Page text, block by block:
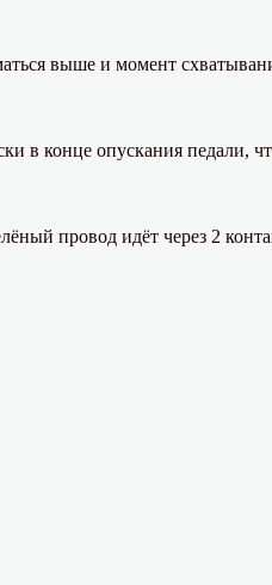
выше и момент
в конце опускания педали,
провод идёт через 2